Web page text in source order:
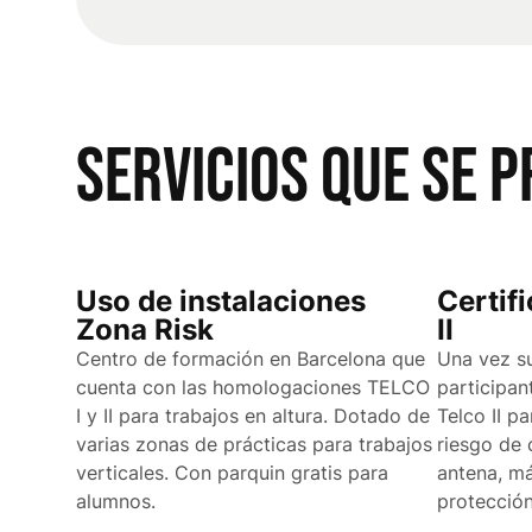
SERVICIOS QUE SE
Uso de instalaciones
Zona Risk
Centro de formación en Barcelona que
cuenta con las homologaciones TELCO
I y II para trabajos en altura. Dotado de
varias zonas de prácticas para trabajos
verticales. Con parquin gratis para
alumnos.
II
Una vez
Telco II
riesgo de
antena,